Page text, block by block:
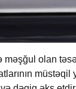
məşğul olan
müstəqil